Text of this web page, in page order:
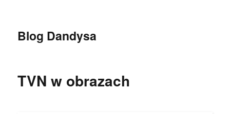
Blog Dandysa
TVN w obrazach